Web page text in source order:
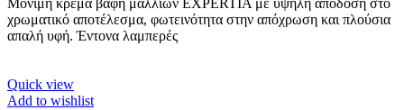
Μόνιμη κρέμα βαφή μαλλιών EXPERTIA με υψηλή απόδοση στο
χρωματικό αποτέλεσμα, φωτεινότητα στην απόχρωση και πλούσια
απαλή υφή. Έντονα λαμπερές
Quick view
Add to wishlist